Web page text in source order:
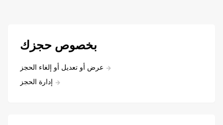
بخصوص حجزك
عرض أو تعديل أو إلغاء الحجز
إدارة الحجز